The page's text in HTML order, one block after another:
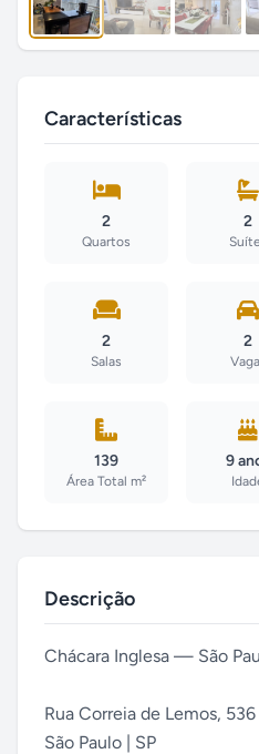
Características
2
Quartos
2
2
Salas
2
139
Área Total m²
9
Descrição
Chácara Inglesa — São
Rua Correia de Lemos,
São Paulo | SP